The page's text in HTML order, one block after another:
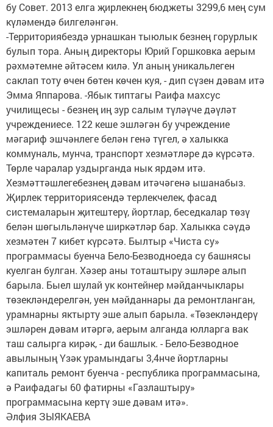
бу Совет. 2013 елга җирлекнең бюджеты 3299,6 мең сум
күләмендә билгеләнгән.
-Территориябездә урнашкан тыюлык безнең горурлык
булып тора. Аның директоры Юрий Горшковка аерым
рәхмәтемне әйтәсем килә. Ул аның уникальлеген
саклап тоту өчен бөтен көчен куя, - дип сүзен дәвам итә
Эмма Яппарова. -Ябык типтагы Раифа махсус
училищесы - безнең иң зур салым түләүче дәүләт
учреждениесе. 122 кеше эшләгән бу учреждение
мәгариф эшчәнлеге белән генә түгел, ә халыкка
коммуналь, мунча, транспорт хезмәтләре дә күрсәтә.
Төрле чаралар уздырганда нык ярдәм итә.
Хезмәттәшлегебезнең дәвам итәчәгенә ышанабыз.
Җирлек территориясендә терлекчелек, фасад
системаларын җитештерү, йортлар, беседкалар төзү
белән шөгыльләнүче ширкәтләр бар. Халыкка сәүдә
хезмәтен 7 кибет күрсәтә. Былтыр «Чиста су»
программасы буенча Бело-Безводноеда су башнясы
куелган булган. Хәзер аны тоташтыру эшләре алып
барыла. Быел шулай ук контейнер мәйданчыклары
төзекләндерелгән, уен мәйданнары да ремонтланган,
урамнарны яктырту эше алып барыла. «Төзекләндерү
эшләрен дәвам итәргә, аерым алганда юлларга вак
таш салырга кирәк, - ди башлык. - Бело-Безводное
авылының Үзәк урамындагы 3,4нче йортларны
капиталь ремонт буенча - республика программасына,
ә Раифадагы 60 фатирны «Газлаштыру»
программасына кертү эше дәвам итә».
Әлфия ЗЫЯКАЕВА